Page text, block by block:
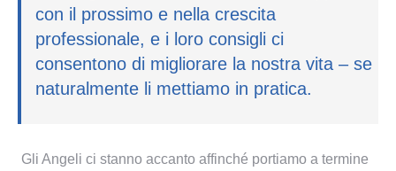
con il prossimo e nella crescita
professionale, e i loro consigli ci
consentono di migliorare la nostra vita – se
naturalmente li mettiamo in pratica.
Gli Angeli ci stanno accanto affinché portiamo a termine